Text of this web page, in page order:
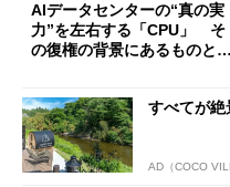
AIデータセンターの“真の実
力”を左右する「CPU」 そ
の復権の背景にあるものと
すべてが絶
AD（COCO